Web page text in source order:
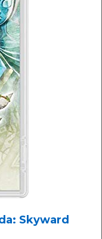
Skyward